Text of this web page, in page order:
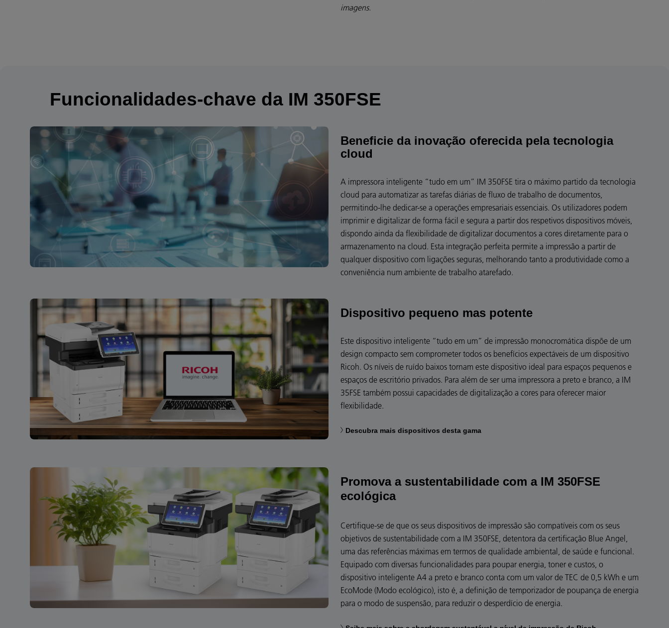
imagens.
Funcionalidades-chave da IM 350FSE
Beneficie da inovação oferecida pela tecnologia
cloud
A impressora inteligente “tudo em um” IM 350FSE tira o máximo partido da tecnologia
cloud para automatizar as tarefas diárias de fluxo de trabalho de documentos,
permitindo-lhe dedicar-se a operações empresariais essenciais. Os utilizadores podem
imprimir e digitalizar de forma fácil e segura a partir dos respetivos dispositivos móveis,
dispondo ainda da flexibilidade de digitalizar documentos a cores diretamente para o
armazenamento na cloud. Esta integração perfeita permite a impressão a partir de
qualquer dispositivo com ligações seguras, melhorando tanto a produtividade como a
conveniência num ambiente de trabalho atarefado.
Dispositivo pequeno mas potente
Este dispositivo inteligente “tudo em um” de impressão monocromática dispõe de um
design compacto sem comprometer todos os benefícios expectáveis de um dispositivo
Ricoh. Os níveis de ruído baixos tornam este dispositivo ideal para espaços pequenos e
espaços de escritório privados. Para além de ser uma impressora a preto e branco, a IM
35FSE também possui capacidades de digitalização a cores para oferecer maior
flexibilidade.
Descubra mais dispositivos desta gama
Promova a sustentabilidade com a IM 350FSE
ecológica
Certifique-se de que os seus dispositivos de impressão são compatíveis com os seus
objetivos de sustentabilidade com a IM 350FSE, detentora da certificação Blue Angel,
uma das referências máximas em termos de qualidade ambiental, de saúde e funcional.
Equipado com diversas funcionalidades para poupar energia, toner e custos, o
dispositivo inteligente A4 a preto e branco conta com um valor de TEC de 0,5 kWh e um
EcoMode (Modo ecológico), isto é, a definição de temporizador de poupança de energia
para o modo de suspensão, para reduzir o desperdício de energia.